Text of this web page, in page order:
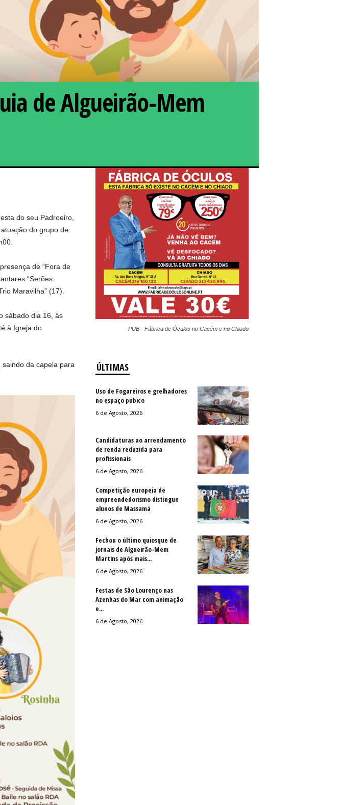
de Algueirão-Mem
do seu Padroeiro,
do grupo de
de “Fora de
“Serões
Maravilha” (17).
sábado dia 16, às
à Igreja do
da capela para
PUB - Fábrica de Óculos no Cacém e no Chiado
ÚLTIMAS
Uso de Fogareiros e grelhadores
no espaço púbico
6 de Agosto, 2026
Candidaturas ao arrendamento
de renda reduzida para
profissionais
6 de Agosto, 2026
Competição europeia de
empreendedorismo distingue
alunos de Massamá
6 de Agosto, 2026
Fechou o último quiosque de
jornais de Algueirão-Mem
Martins após mais...
6 de Agosto, 2026
Festas de São Lourenço nas
Azenhas do Mar com animação
e...
6 de Agosto, 2026